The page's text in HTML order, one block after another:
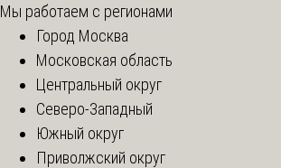
Мы работаем с регионами
Город Москва
Московская область
Центральный округ
Северо-Западный
Южный округ
Приволжский округ